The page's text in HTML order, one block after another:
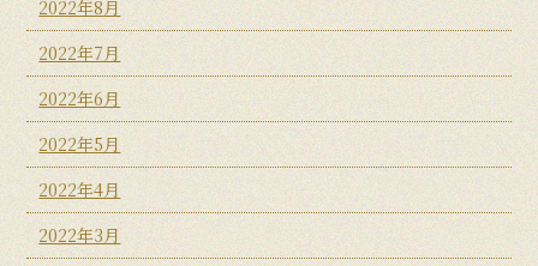
2022年8月
2022年7月
2022年6月
2022年5月
2022年4月
2022年3月